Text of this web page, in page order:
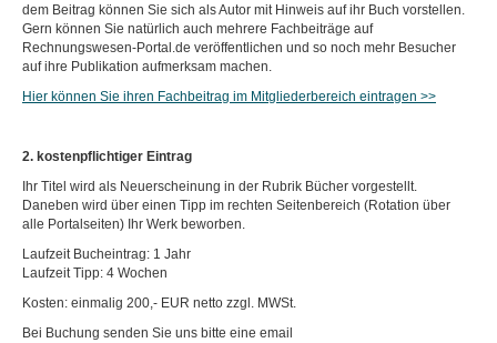
dem Beitrag können Sie sich als Autor mit Hinweis auf ihr Buch vorstellen.
Gern können Sie natürlich auch mehrere Fachbeiträge auf
Rechnungswesen-Portal.de veröffentlichen und so noch mehr Besucher
auf ihre Publikation aufmerksam machen.
Hier können Sie ihren Fachbeitrag im Mitgliederbereich eintragen >>
2. kostenpflichtiger Eintrag
Ihr Titel wird als Neuerscheinung in der Rubrik Bücher vorgestellt.
Daneben wird über einen Tipp im rechten Seitenbereich (Rotation über
alle Portalseiten) Ihr Werk beworben.
Laufzeit Bucheintrag: 1 Jahr
Laufzeit Tipp: 4 Wochen
Kosten: einmalig 200,- EUR netto zzgl. MWSt.
Bei Buchung senden Sie uns bitte eine email